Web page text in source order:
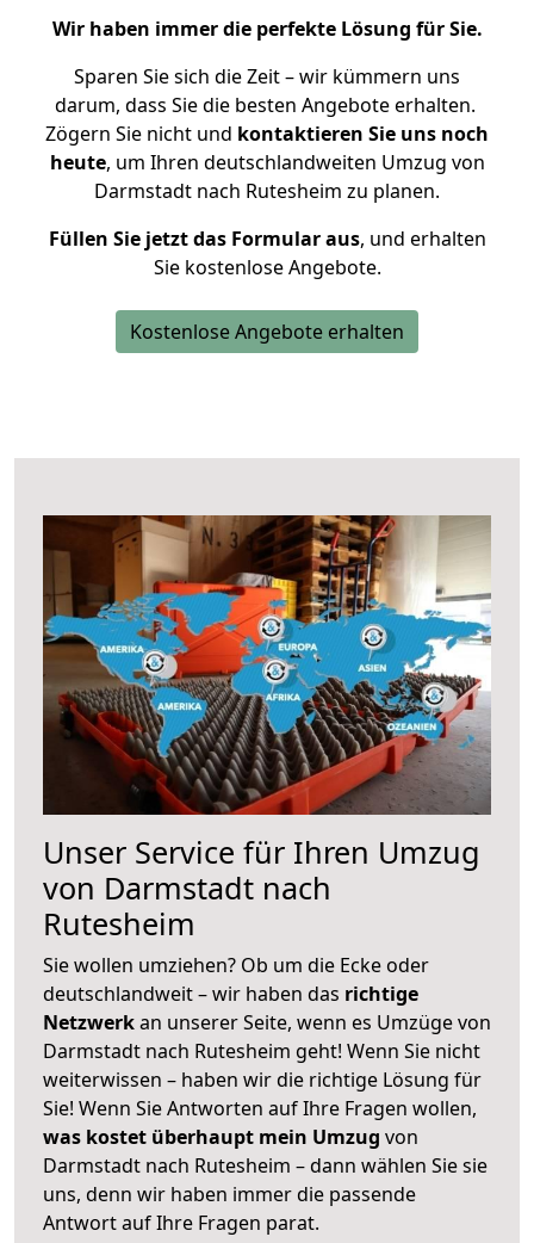
Wir haben immer die perfekte Lösung für Sie.
Sparen Sie sich die Zeit – wir kümmern uns
darum, dass Sie die besten Angebote erhalten.
Zögern Sie nicht und kontaktieren Sie uns noch
heute, um Ihren deutschlandweiten Umzug von
Darmstadt nach Rutesheim zu planen.
Füllen Sie jetzt das Formular aus, und erhalten
Sie kostenlose Angebote.
Kostenlose Angebote erhalten
Unser Service für Ihren Umzug
von Darmstadt nach
Rutesheim
Sie wollen umziehen? Ob um die Ecke oder
deutschlandweit – wir haben das richtige
Netzwerkan unserer Seite, wenn es Umzüge von
Darmstadt nach Rutesheim geht! Wenn Sie nicht
weiterwissen – haben wir die richtige Lösung für
Sie! Wenn Sie Antworten auf Ihre Fragen wollen,
was kostet überhaupt mein Umzug von
Darmstadt nach Rutesheim – dann wählen Sie sie
uns, denn wir haben immer die passende
Antwort auf Ihre Fragen parat.